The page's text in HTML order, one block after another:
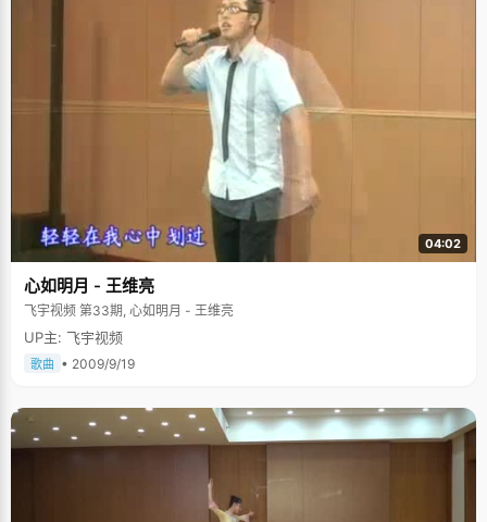
04:02
心如明月 - 王维亮
飞宇视频 第33期, 心如明月 - 王维亮
UP主: 飞宇视频
歌曲 • 2009/9/19